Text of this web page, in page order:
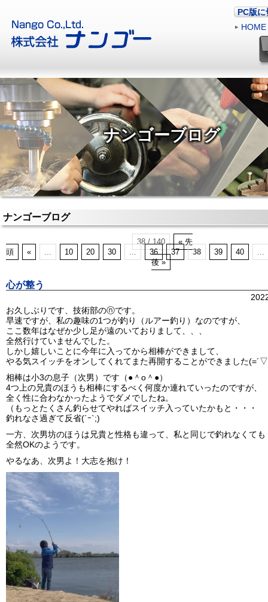
PC版に
HOME
ナンゴーブログ
ナンゴーブログ
38 / 140
« 先
頭
« ... 10 20 30 ... 36 37 38 39 40
...
後 »
心が整う
お久しぶりです、技術部のⓝです。
早速ですが、私の趣味の1つが釣り（ルアー釣り）なのですが、
ここ数年はなぜか少し足が遠のいておりまして、、、
全然行けていませんでした。
しかし嬉しいことに今年に入ってから相棒ができまして、
やる気スイッチをオンしてくれてまた再開することができました
相棒は小3の息子（次男）です（●＾o＾●）
4つ上の兄貴のほうも相棒にするべく何度か連れていったのですが、
全く性に合わなかったようでダメでしたね。
（もっとたくさん釣らせてやればスイッチ入っていたかもと・・・
釣れなさ過ぎて反省(´ｰ`;)
一方、次男坊のほうは兄貴と性格も違って、私と同じで釣れなくても
全然OKのようです。
やるなあ、次男よ！大志を抱け！